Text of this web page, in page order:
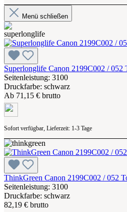
Menü schließen
Superlonglife Canon 2199C002 / 052
Seitenleistung: 3100
Druckfarbe: schwarz
Ab 71,15 € brutto
Sofort verfügbar, Lieferzeit: 1-3 Tage
ThinkGreen Canon 2199C002 / 052
Seitenleistung: 3100
Druckfarbe: schwarz
82,19 € brutto